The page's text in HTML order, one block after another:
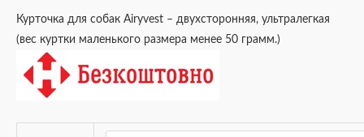
Курточка для собак Airyvest – двухсторонняя, ультралегкая
(вес куртки маленького размера менее 50 грамм.)